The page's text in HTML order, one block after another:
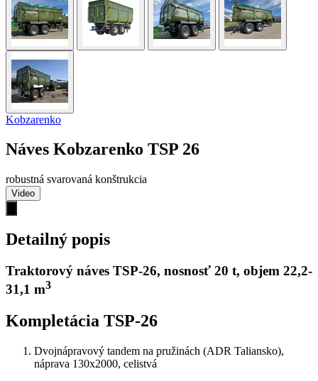
Kobzarenko
Náves Kobzarenko TSP 26
robustná svarovaná konštrukcia
Video
Detailný popis
Traktorový náves TSP-26, nosnosť 20 t, objem 22,2-
31,1 m3
Kompletácia TSP-26
Dvojnápravový tandem na pružinách (ADR Taliansko),
náprava 130x2000, celistvá